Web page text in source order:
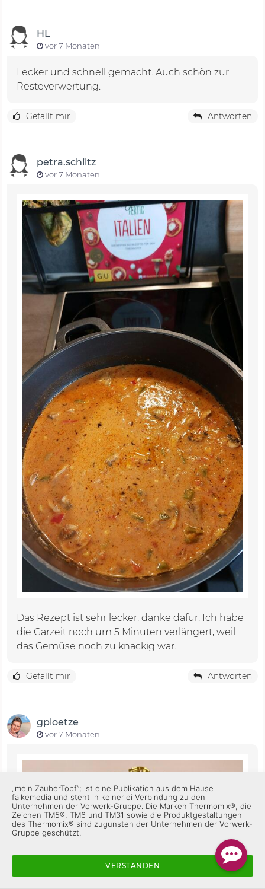
HL
vor 7 Monaten
Lecker und schnell gemacht. Auch schön zur
Resteverwertung.
Gefällt mir Antworten
petra.schiltz
vor 7 Monaten
Das Rezept ist sehr lecker, danke dafür. Ich habe
die Garzeit noch um 5 Minuten verlängert, weil
das Gemüse noch zu knackig war.
Gefällt mir Antworten
gploetze
vor 7 Monaten
„mein ZauberTopf”; ist eine Publikation aus dem Hause
falkemedia und steht in keinerlei Verbindung zu den
Unternehmen der Vorwerk-Gruppe. Die Marken Thermomix®, die
Zeichen TM5®, TM6 und TM31 sowie die Produktgestaltungen
des Thermomix® sind zugunsten der Unternehmen der Vorwerk-
Gruppe geschützt.
VERSTANDEN